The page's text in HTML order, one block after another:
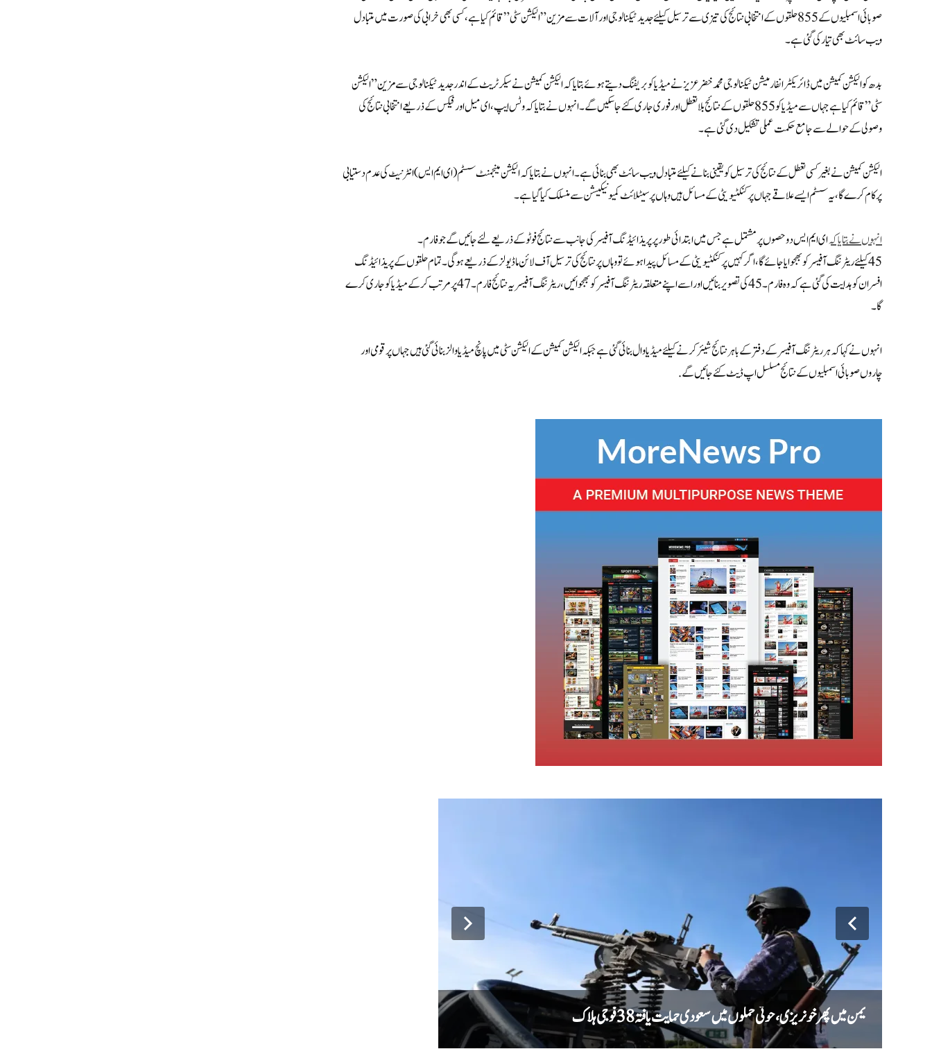
صوبائی اسمبلیوں کے 855 حلقوں کے انتخابی نتائج کی تیزی سے ترسیل کیلئے جدید ٹیکنالوجی اور آلات سے مزین ”الیکشن سٹی” قائم کیا ہے، کسی بھی خرابی کی صورت میں متبادل
ویب سائٹ بھی تیار کی گئی ہے۔
بدھ کو الیکشن کمیشن میں ڈائریکٹر انفارمیشن ٹیکنالوجی محمد خضر عزیز نے میڈیا کو بریفنگ دیتے ہوئے بتایا کہ الیکشن کمیشن نے سیکرٹریٹ کے اندر جدید ٹیکنالوجی سے مزین ”الیکشن
سٹی” قائم کیا ہے جہاں سے میڈیا کو 855 حلقوں کے نتائج بلاتعطل اور فوری جاری کئے جا سکیں گے۔ انہوں نے بتایا کہ وٹس ایپ، ای میل اور فیکس کے ذریعے انتخابی نتائج کی
وصولی کے حوالے سے جامع حکمت عملی تشکیل دی گئی ہے۔
الیکشن کمیشن نے بغیر کسی تعطل کے نتائج کی ترسیل کو یقینی بنانے کیلئے متبادل ویب سائٹ بھی بنائی ہے۔ انہوں نے بتایا کہ الیکشن مینجمنٹ سسٹم (ای ایم ایس) انٹرنیٹ کی عدم دستیابی
پر کام کرے گا، یہ سسٹم ایسے علاقے جہاں پر کنکٹیویٹی کے مسائل ہیں وہاں پر سیٹلائٹ کمیونیکیشن سے منسلک کیا گیا ہے۔
انہوں نے بتایا کہای ایم ایس دو حصوں پر مشتمل ہے جس میں ابتدائی طور پر پریذائیڈنگ آفیسر کی جانب سے نتائج فوٹو کے ذریعے لئے جائیں گے جو فارم۔
45 کیلئے ریٹرننگ آفیسر کو بھجوایا جائے گا، اگر کہیں پر کنکٹیویٹی کے مسائل پیدا ہوئے تو وہاں پر نتائج کی ترسیل آف لائن ماڈیولز کے ذریعے ہو گی۔ تمام حلقوں کے پریذائیڈنگ
افسران کو ہدایت کی گئی ہے کہ وہ فارم۔45 کی تصویر بنائیں اور اسے اپنے متعلقہ ریٹرننگ آفیسر کو بھجوائیں، ریٹرننگ آفیسر یہ نتائج فارم۔47 پر مرتب کرکے میڈیا کو جاری کرے
گا۔
انہوں نے کہا کہ ہر ریٹرننگ آفیسر کے دفتر کے باہر نتائج شیئر کرنے کیلئے میڈیا وال بنائی گئی ہے جبکہ الیکشن کمیشن کے الیکشن سٹی میں پانچ میڈیا والز بنائی گئی ہیں جہاں پر قومی اور
چاروں صوبائی اسمبلیوں کے نتائج مسلسل اپ ڈیٹ کئے جائیں گے.
یمن میں پھر خونریزی، حوثی حملوں میں سعودی حمایت یافتہ 38 فوجی ہلاک